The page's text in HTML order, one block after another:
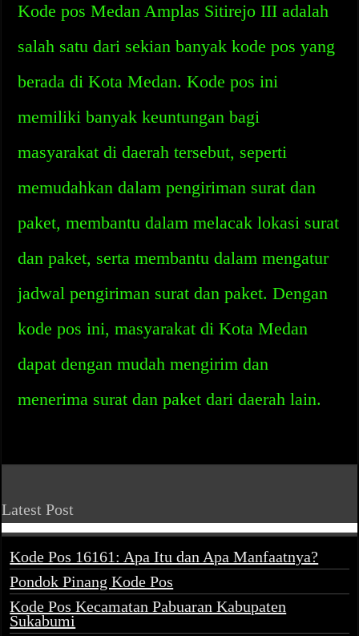
Kode pos Medan Amplas Sitirejo III adalah
salah satu dari sekian banyak kode pos yang
berada di Kota Medan. Kode pos ini
memiliki banyak keuntungan bagi
masyarakat di daerah tersebut, seperti
memudahkan dalam pengiriman surat dan
paket, membantu dalam melacak lokasi surat
dan paket, serta membantu dalam mengatur
jadwal pengiriman surat dan paket. Dengan
kode pos ini, masyarakat di Kota Medan
dapat dengan mudah mengirim dan
menerima surat dan paket dari daerah lain.
Latest Post
Kode Pos 16161: Apa Itu dan Apa Manfaatnya?
Pondok Pinang Kode Pos
Kode Pos Kecamatan Pabuaran Kabupaten
Sukabumi